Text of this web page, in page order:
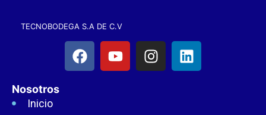
TECNOBODEGA S.A DE C.V
Nosotros
Inicio